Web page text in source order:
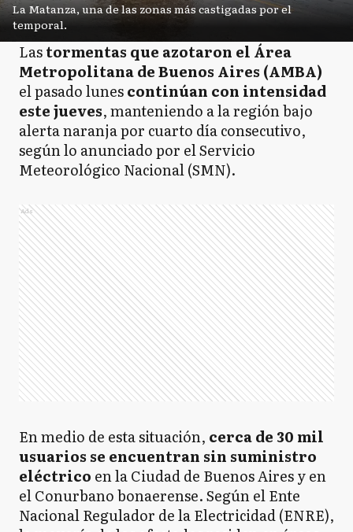
SA
SA San Antonio de Areco
SN San Nicolás
SP San Pedro
Z Zárate
AB Almirante Brown
A Avellaneda
Berazategui
La Matanza, una de las zonas más castigadas por el
temporal.
Lastormentas que azotaron el Área
Metropolitana de Buenos Aires (AMBA)
el pasado lunescontinúan con intensidad
este jueves, manteniendo a la región bajo
alerta naranja por cuarto día consecutivo,
según lo anunciado por el Servicio
Meteorológico Nacional (SMN).
Ads
En medio de esta situación, cerca de 30 mil
usuarios se encuentran sin suministro
eléctrico en la Ciudad de Buenos Aires y en
el Conurbano bonaerense. Según el Ente
Nacional Regulador de la Electricidad (ENRE),